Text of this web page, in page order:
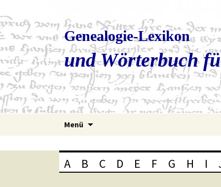
Genealogie-Lexikon
und Wörterbuch
Menü
A B C D E F G H I